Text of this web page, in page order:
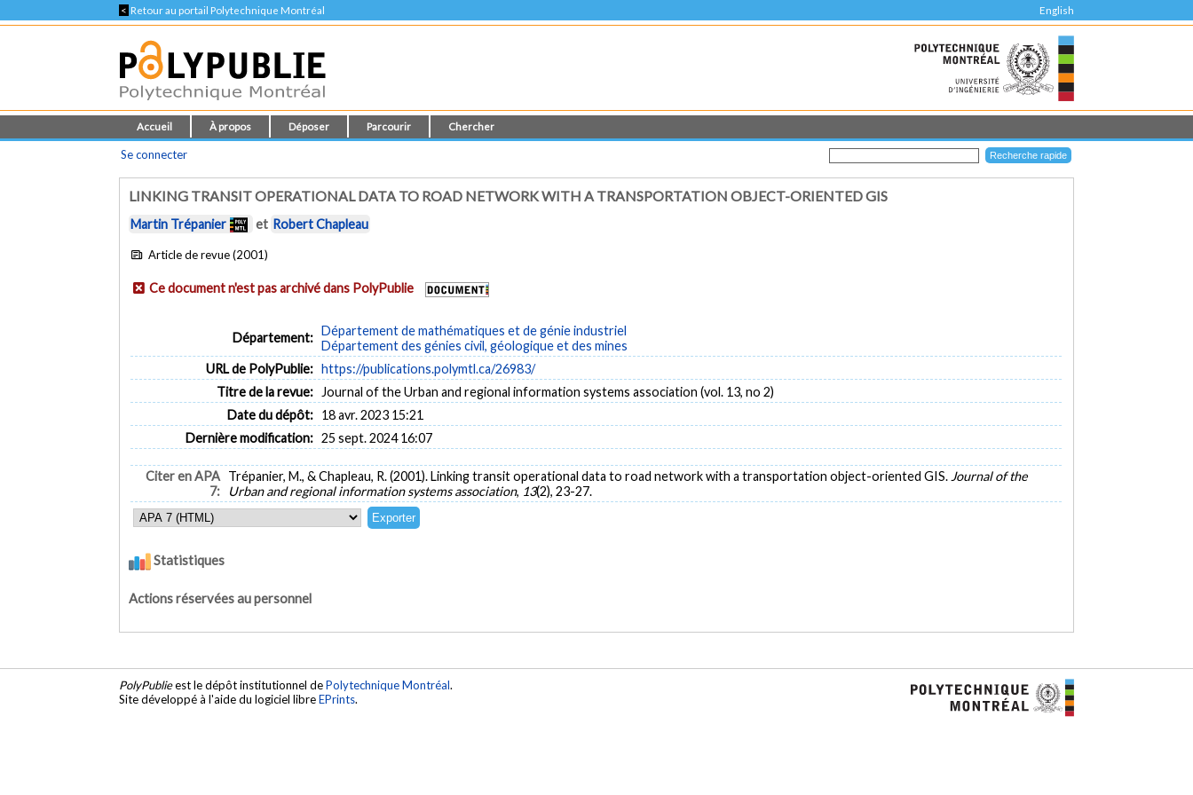
< Retour au portail Polytechnique Montréal English
Accueil À propos Déposer Parcourir Chercher
Se connecter
LINKING TRANSIT OPERATIONAL DATA TO ROAD NETWORK WITH A TRANSPORTATION OBJECT-ORIENTED GIS
Martin Trépanier et Robert Chapleau
Article de revue (2001)
Ce document n'est pas archivé dans PolyPublie
Département: Département de mathématiques et de génie industriel
Département des génies civil, géologique et des mines
URL de PolyPublie: https://publications.polymtl.ca/26983/
Titre de la revue:
Journal of the Urban and regional information systems association (vol. 13, no 2)
Date du dépôt: 18 avr. 2023 15:21
Dernière modification: 25 sept. 2024 16:07
Citer en APA
7:
Trépanier, M., & Chapleau, R. (2001). Linking transit operational data to road network with a transportation object-oriented GIS. Journal of the
Urban and regional information systems association, 13(2), 23-27.
Statistiques
Actions réservées au personnel
PolyPublieest le dépôt institutionnel dePolytechnique Montréal.
Site développé à l'aide du logiciel libreEPrints.